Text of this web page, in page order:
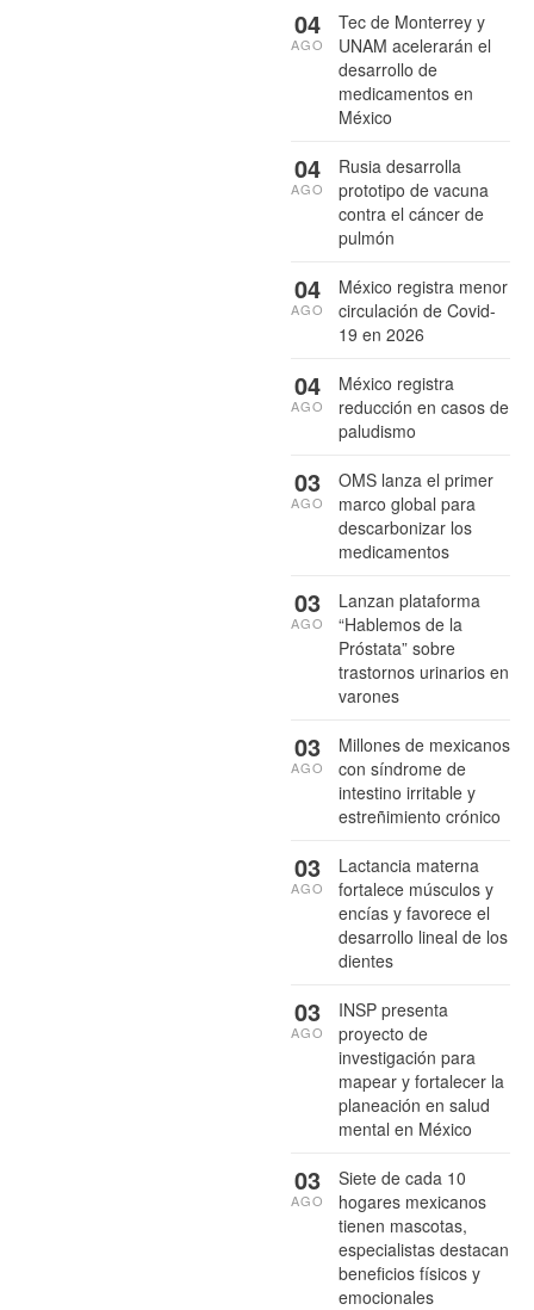
Tec de Monterrey y
UNAM acelerarán el
desarrollo de
medicamentos en
México
04
AGO
Rusia desarrolla
prototipo de vacuna
contra el cáncer de
pulmón
04
AGO
México registra menor
circulación de Covid-
19 en 2026
04
AGO
México registra
reducción en casos de
paludismo
04
AGO
OMS lanza el primer
marco global para
descarbonizar los
medicamentos
03
AGO
Lanzan plataforma
“Hablemos de la
Próstata” sobre
trastornos urinarios en
varones
03
AGO
Millones de mexicanos
con síndrome de
intestino irritable y
estreñimiento crónico
03
AGO
Lactancia materna
fortalece músculos y
encías y favorece el
desarrollo lineal de los
dientes
03
AGO
INSP presenta
proyecto de
investigación para
mapear y fortalecer la
planeación en salud
mental en México
03
AGO
Siete de cada 10
hogares mexicanos
tienen mascotas,
especialistas destacan
beneficios físicos y
emocionales
03
AGO